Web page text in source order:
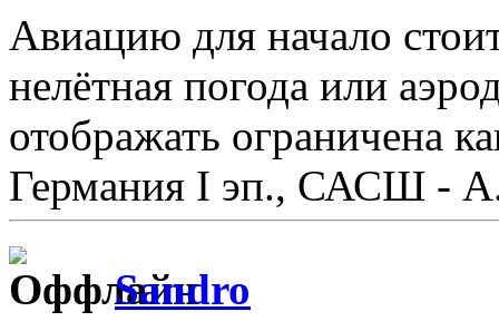
Авиацию для начало
нелётная погода или
отображать ограничена
Германия I эп., САСШ -
Sandro